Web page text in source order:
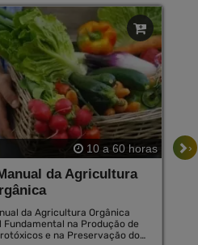
10 a 60 horas
da Agricultura
da Agricultura Orgânica
Fundamental na Produção de
e na Preservação do
›